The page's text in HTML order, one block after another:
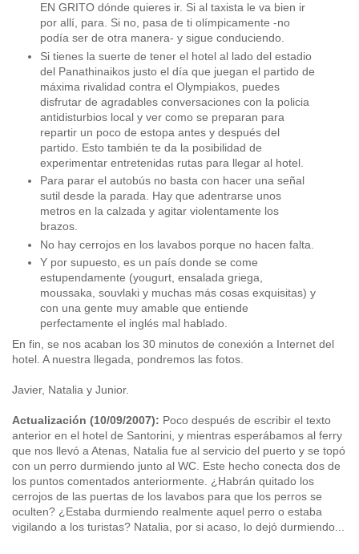
EN GRITO dónde quieres ir. Si al taxista le va bien ir
por allí, para. Si no, pasa de ti olímpicamente -no
podía ser de otra manera- y sigue conduciendo.
Si tienes la suerte de tener el hotel al lado del estadio
del Panathinaikos justo el día que juegan el partido de
máxima rivalidad contra el Olympiakos, puedes
disfrutar de agradables conversaciones con la policia
antidisturbios local y ver como se preparan para
repartir un poco de estopa antes y después del
partido. Esto también te da la posibilidad de
experimentar entretenidas rutas para llegar al hotel.
Para parar el autobús no basta con hacer una señal
sutil desde la parada. Hay que adentrarse unos
metros en la calzada y agitar violentamente los
brazos.
No hay cerrojos en los lavabos porque no hacen falta.
Y por supuesto, es un país donde se come
estupendamente (yougurt, ensalada griega,
moussaka, souvlaki y muchas más cosas exquisitas) y
con una gente muy amable que entiende
perfectamente el inglés mal hablado.
En fin, se nos acaban los 30 minutos de conexión a Internet del
hotel. A nuestra llegada, pondremos las fotos.
Javier, Natalia y Junior.
Actualización (10/09/2007): Poco después de escribir el texto
anterior en el hotel de Santorini, y mientras esperábamos al ferry
que nos llevó a Atenas, Natalia fue al servicio del puerto y se topó
con un perro durmiendo junto al WC. Este hecho conecta dos de
los puntos comentados anteriormente. ¿Habrán quitado los
cerrojos de las puertas de los lavabos para que los perros se
oculten? ¿Estaba durmiendo realmente aquel perro o estaba
vigilando a los turistas? Natalia, por si acaso, lo dejó durmiendo...